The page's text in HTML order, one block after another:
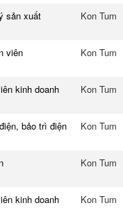
sản xuất Kon Tum
viên Kon Tum
kinh doanh Kon Tum
bảo trì điện Kon Tum
Kon Tum
kinh doanh Kon Tum